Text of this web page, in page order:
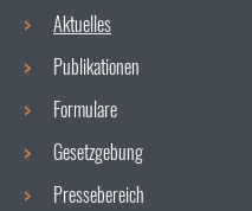
Aktuelles
Publikationen
Formulare
Gesetzgebung
Pressebereich